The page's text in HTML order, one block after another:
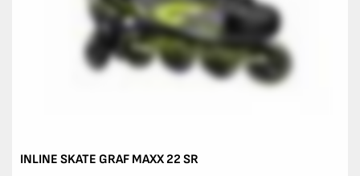
INLINE SKATE GRAF MAXX 22 SR